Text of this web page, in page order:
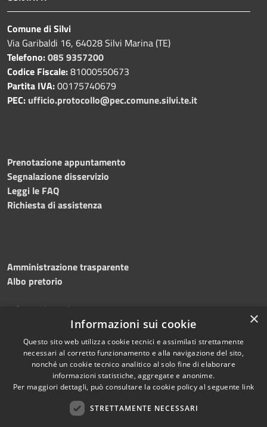
Comune di Silvi
Via Garibaldi 16, 64028 Silvi Marina (TE)
Telefono:085 9357200
Codice Fiscale:81000550673
Partita IVA:00175740679
PEC: ufficio.protocollo@pec.comune.silvi.te.it
Prenotazione appuntamento
Segnalazione disservizio
Leggi le FAQ
Richiesta di assistenza
Amministrazione trasparente
Albo pretorio
Informativa privacy
Dichiarazione di accessibilità
Copyright © 2026 • Comune di
Silvi • Powered by
×
Informazioni sui cookie
Questo sito web utilizza cookie tecnici e assimilati strettamente
necessari al corretto funzionamento e alla navigazione del sito,
nonché un cookie tecnico analitico al solo fine di elaborare
informazioni statistiche, aggregate e anonime.
Per maggiori dettagli, può consultare la cookie policy al seguente link
STRETTAMENTE NECESSARI